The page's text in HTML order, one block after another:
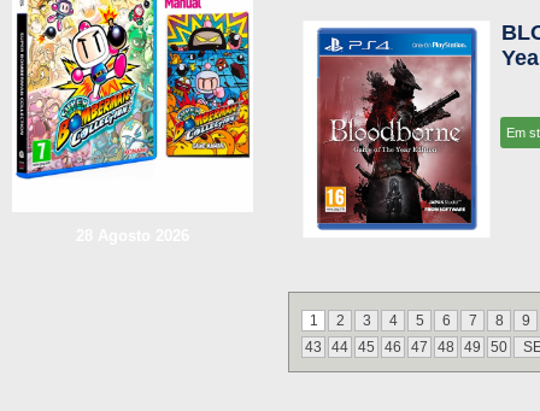
Em
1 2 3 4 5 6 7 8
9
43
44 45 46 47 48 49 50